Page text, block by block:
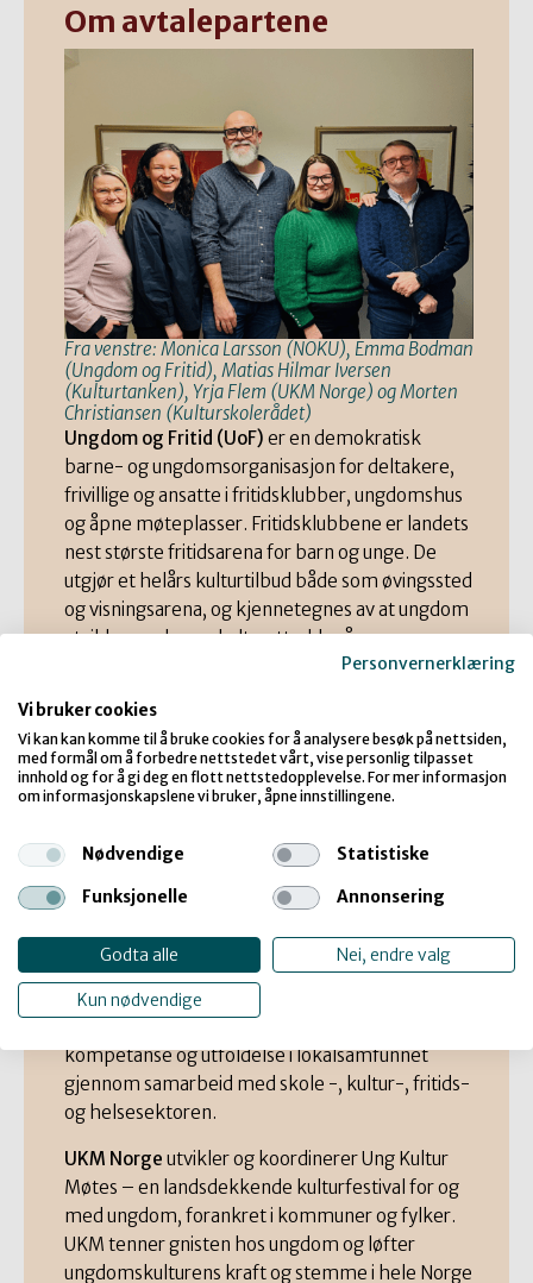
Om avtalepartene
Fra venstre: Monica Larsson (NOKU), Emma Bodman
(Ungdom og Fritid), Matias Hilmar Iversen
(Kulturtanken), Yrja Flem (UKM Norge) og Morten
Christiansen (Kulturskolerådet)
Ungdom og Fritid (UoF) er en demokratisk
barne- og ungdomsorganisasjon for deltakere,
frivillige og ansatte i fritidsklubber, ungdomshus
og åpne møteplasser. Fritidsklubbene er landets
nest største fritidsarena for barn og unge. De
utgjør et helårs kulturtilbud både som øvingssted
og visningsarena, og kjennetegnes av at ungdom
utvikler og skaper kulturuttrykk på egne
premisser. UoF fordeler fondsmidler fra Kultur-
Kulturskolerådeter en medlemsorganisasjon for
landets kommuner, og en interesse- og
utviklingsorganisasjon som arbeider for å
kultur for barn, unge og voksne med
utgangspunkt i de kommunale kulturskolene.
Organisasjonen har finansiering blant annet over
Kunnskapsdepartementets budsjett.
Opplæringsloven pålegger alle
kommuner i Norge å ha et kulturskoletilbud.
kompetanse og utfoldelse i lokalsamfunnet
gjennom samarbeid med skole -, kultur-, fritids-
og helsesektoren.
UKM Norge utvikler og koordinerer Ung Kultur
Møtes – en landsdekkende kulturfestival for og
med ungdom, forankret i kommuner og fylker.
UKM tenner gnisten hos ungdom og løfter
ungdomskulturens kraft og stemme i hele Norge
Personvernerklæring
Vi bruker cookies
Vi kan kan komme til å bruke cookies for å analysere besøk på nettsiden,
med formål om å forbedre nettstedet vårt, vise personlig tilpasset
innhold og for å gi deg en flott nettstedopplevelse. For mer informasjon
om informasjonskapslene vi bruker, åpne innstillingene.
Nødvendige
Statistiske
Funksjonelle
Annonsering
Godta alle Nei, endre valg
Kun nødvendige